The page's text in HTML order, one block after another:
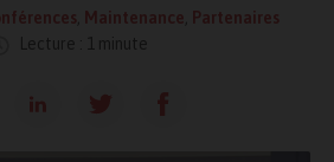
Maintenance
Partenaires
Lecture : 1 minute